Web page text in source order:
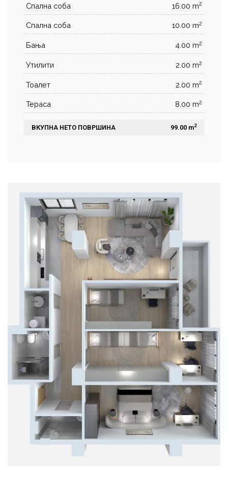
Спална соба 16.00 m2
Спална соба 10.00 m2
Бања 4.00 m2
Утилити 2.00 m2
Тоалет 2.00 m2
Тераса 8.00 m2
ВКУПНА НЕТО ПОВРШИНА 99.00 m2